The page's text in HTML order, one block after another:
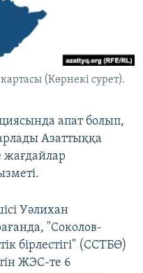
(Көрнекі сурет).
апат болып,
Азаттыққа
жағдайлар
Уәлихан
"Соколов-
бірлестігі" (ССТБӨ)
ЖЭС-те 6